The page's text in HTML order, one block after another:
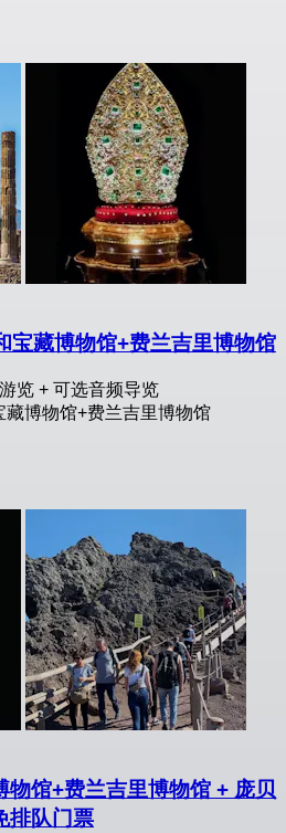
宝藏博物馆+费兰吉里博物馆
览 + 可选音频导览
藏博物馆+费兰吉里博物馆
馆+费兰吉里博物馆 + 庞贝
排队门票